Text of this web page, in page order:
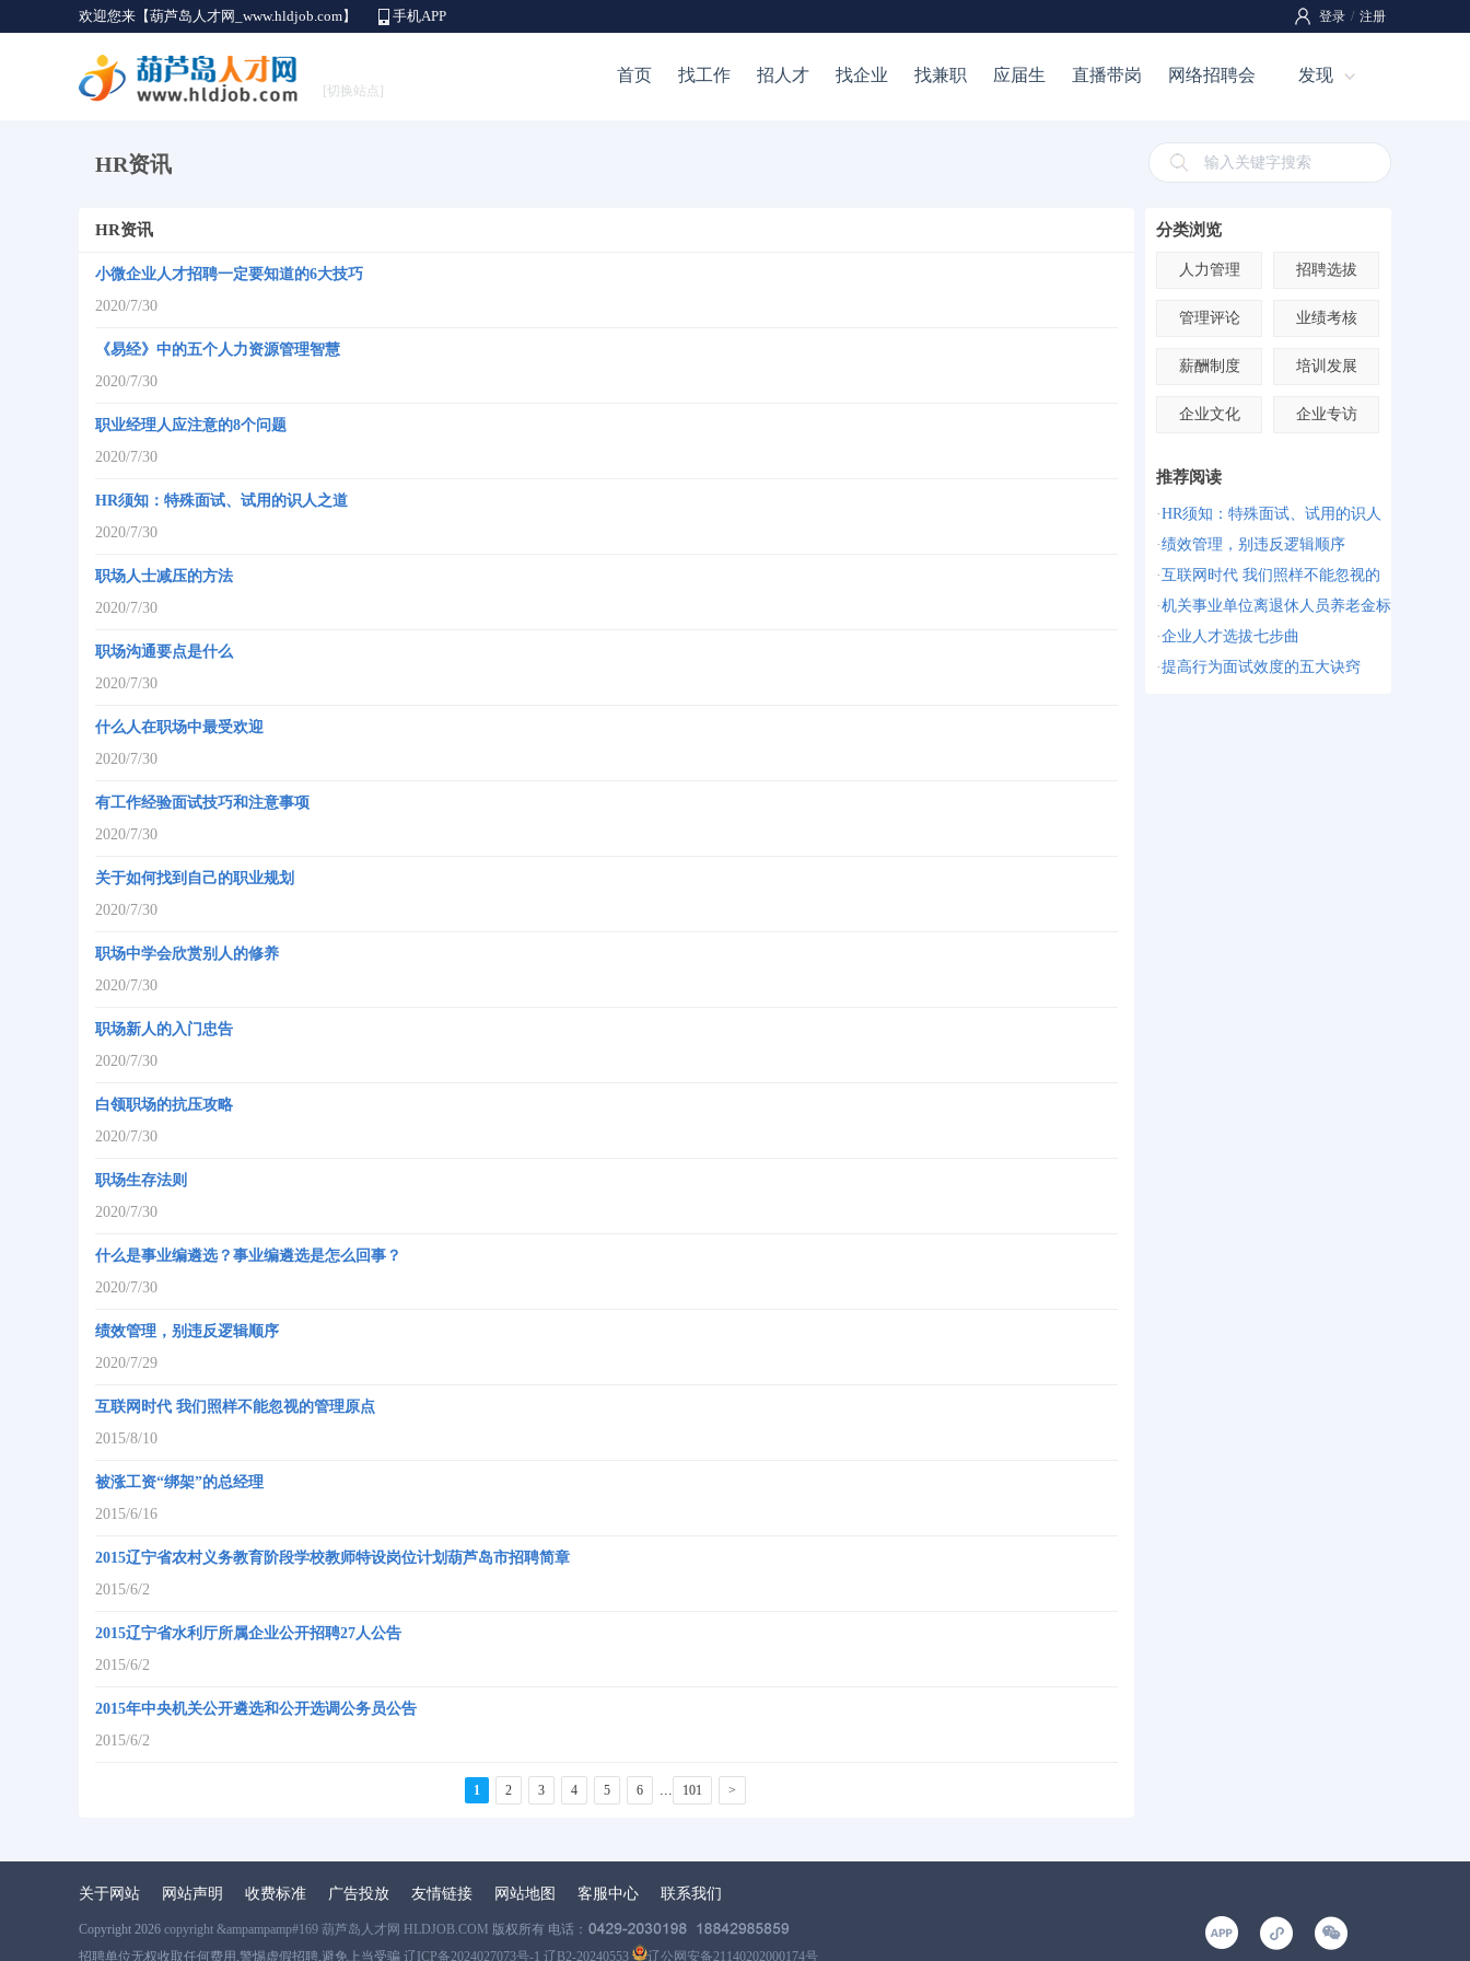
欢迎您来【葫芦岛人才网_www.hldjob.com】 手机APP 登录 / 注册
[切换站点]
首页 找工作 招人才 找企业 找兼职 应届生 直播带岗 网络招聘会 发现
HR资讯
HR资讯
小微企业人才招聘一定要知道的6大技巧
2020/7/30
《易经》中的五个人力资源管理智慧
2020/7/30
职业经理人应注意的8个问题
2020/7/30
HR须知：特殊面试、试用的识人之道
2020/7/30
职场人士减压的方法
2020/7/30
职场沟通要点是什么
2020/7/30
什么人在职场中最受欢迎
2020/7/30
有工作经验面试技巧和注意事项
2020/7/30
关于如何找到自己的职业规划
2020/7/30
职场中学会欣赏别人的修养
2020/7/30
职场新人的入门忠告
2020/7/30
白领职场的抗压攻略
2020/7/30
职场生存法则
2020/7/30
什么是事业编遴选？事业编遴选是怎么回事？
2020/7/30
绩效管理，别违反逻辑顺序
2020/7/29
互联网时代 我们照样不能忽视的管理原点
2015/8/10
被涨工资“绑架”的总经理
2015/6/16
2015辽宁省农村义务教育阶段学校教师特设岗位计划葫芦岛市招聘简章
2015/6/2
2015辽宁省水利厅所属企业公开招聘27人公告
2015/6/2
2015年中央机关公开遴选和公开选调公务员公告
2015/6/2
1 2 3 4 5 6 ... 101 >
分类浏览
人力管理 招聘选拔
管理评论 业绩考核
薪酬制度 培训发展
企业文化 企业专访
推荐阅读
·HR须知：特殊面试、试用的识人
·绩效管理，别违反逻辑顺序
·互联网时代 我们照样不能忽视的
·机关事业单位离退休人员养老金标
·企业人才选拔七步曲
·提高行为面试效度的五大诀窍
关于网站 网站声明 收费标准 广告投放 友情链接 网站地图 客服中心 联系我们
Copyright 2026 copyright &ampampamp#169 葫芦岛人才网 HLDJOB.COM 版权所有 电话：
招聘单位无权收取任何费用,警惕虚假招聘,避免上当受骗 辽ICP备2024027073号-1 辽B2-20240553 辽公网安备21140202000174号